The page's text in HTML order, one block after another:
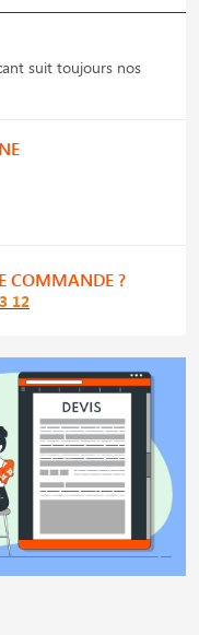
suit toujours nos
COMMANDE ?
12